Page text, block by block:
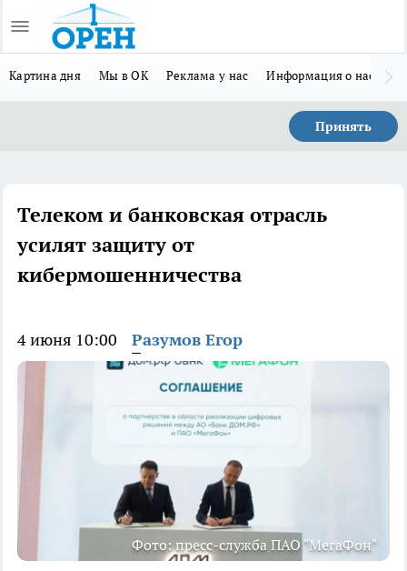
Картина дня Мы в ОК Реклама у нас Информация о нас
Принять
Телеком и банковская отрасль
усилят защиту от
кибермошенничества
4 июня 10:00 Разумов Егор
Фото: пресс-служба ПАО "МегаФон"